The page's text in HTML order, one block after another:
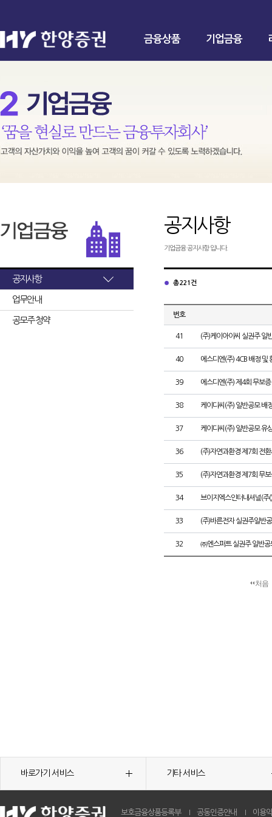
금융상품 기업금융
공지사항
업무안내
공모주 청약
공지사항
기업금융 공지사항 입니다.
총 221건
번호
41 (주)케이아이씨 실권주 일
40 에스디엔(주) 4CB 배정 및
39 에스디엔(주) 제4회 무보
38 케이디씨(주) 일반공모 배
37 케이디씨(주) 일반공모 유
36 (주)자연과환경 제7회 전
35 (주)자연과환경 제7회 무
34 브이지엑스인터내셔널(주
33 (주)바른전자 실권주일반
32 ㈜엔스퍼트 실권주 일반공
처음
바로가기 서비스 기타 서비스
보호금융상품등록부 공동인증안내 이용